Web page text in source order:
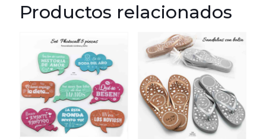
Productos relacionados